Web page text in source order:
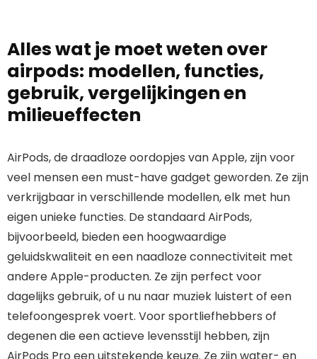
Alles wat je moet weten over
airpods: modellen, functies,
gebruik, vergelijkingen en
milieueffecten
AirPods, de draadloze oordopjes van Apple, zijn voor
veel mensen een must-have gadget geworden. Ze zijn
verkrijgbaar in verschillende modellen, elk met hun
eigen unieke functies. De standaard AirPods,
bijvoorbeeld, bieden een hoogwaardige
geluidskwaliteit en een naadloze connectiviteit met
andere Apple-producten. Ze zijn perfect voor
dagelijks gebruik, of u nu naar muziek luistert of een
telefoongesprek voert. Voor sportliefhebbers of
degenen die een actieve levensstijl hebben, zijn